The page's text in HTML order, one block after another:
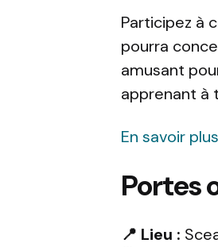
Participez à
pourra
amusant
apprenant à
En savoir
Portes
📍 Lieu :